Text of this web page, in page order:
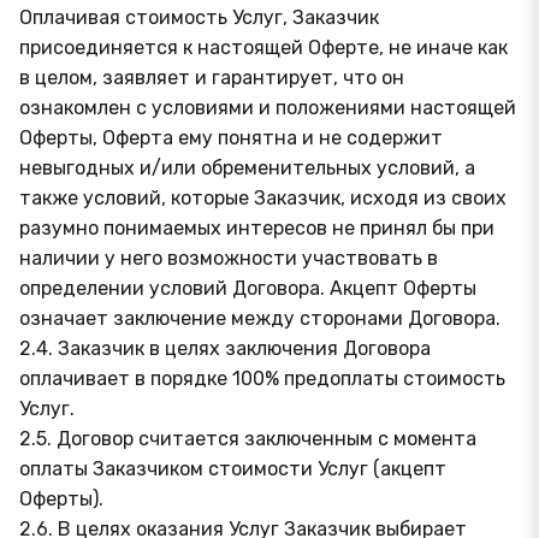
Оплачивая стоимость Услуг, Заказчик
присоединяется к настоящей Оферте, не иначе как
в целом, заявляет и гарантирует, что он
ознакомлен с условиями и положениями настоящей
Оферты, Оферта ему понятна и не содержит
невыгодных и/или обременительных условий, а
также условий, которые Заказчик, исходя из своих
разумно понимаемых интересов не принял бы при
наличии у него возможности участвовать в
определении условий Договора. Акцепт Оферты
означает заключение между сторонами Договора.
2.4. Заказчик в целях заключения Договора
оплачивает в порядке 100% предоплаты стоимость
Услуг.
2.5. Договор считается заключенным с момента
оплаты Заказчиком стоимости Услуг (акцепт
Оферты).
2.6. В целях оказания Услуг Заказчик выбирает